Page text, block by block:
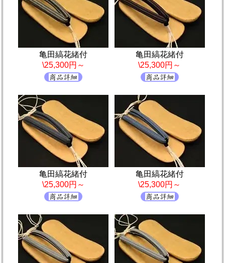
亀田縞花緒付
\25,300円～
亀田縞花緒付
\25,300円～
亀田縞花緒付
\25,300円～
亀田縞花緒付
\25,300円～